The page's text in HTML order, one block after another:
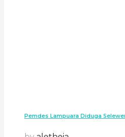
Pemdes Lampuara Diduga